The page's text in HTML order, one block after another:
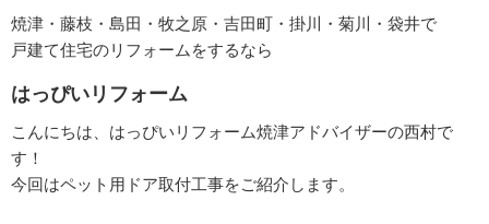
焼津・藤枝・島田・牧之原・吉田町・掛川・菊川・袋井で
戸建て住宅のリフォームをするなら
はっぴいリフォーム
こんにちは、はっぴいリフォーム焼津アドバイザーの西村で
す！
今回はペット用ドア取付工事をご紹介します。